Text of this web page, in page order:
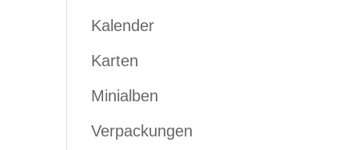
Kalender
Karten
Minialben
Verpackungen